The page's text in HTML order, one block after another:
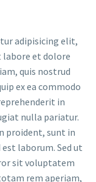
adipisicing elit,
labore et dolore
quis nostrud
ex ea commodo
in
nulla pariatur.
proident, sunt in
laborum. Sed ut
sit voluptatem
rem aperiam,